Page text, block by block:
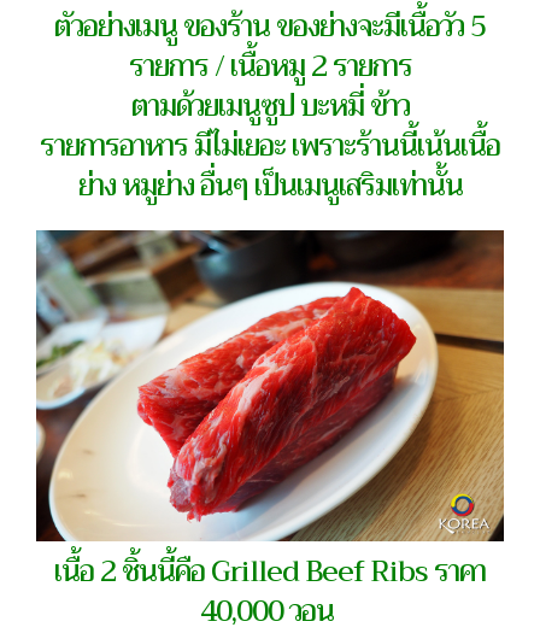
ตัวอย่างเมนู ของร้าน ของย่างจะมีเนื้อวัว 5
รายการ / เนื้อหมู 2 รายการ
ตามด้วยเมนูซูป บะหมี่ ข้าว
รายการอาหาร มีไม่เยอะ เพราะร้านนี้เน้นเนื้อ
ย่าง หมูย่าง อื่นๆ เป็นเมนูเสริมเท่านั้น
เนื้อ 2 ชิ้นนี้คือ Grilled Beef Ribs ราคา
40,000 วอน